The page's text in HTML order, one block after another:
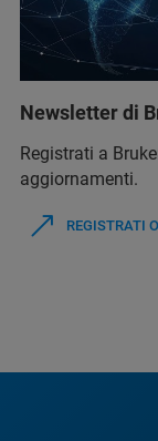
Newsletter di
Registrati a
aggiornamenti.
REGISTRATI